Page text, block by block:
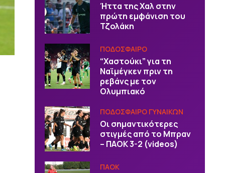
Ήττα της Χαλ στην
πρώτη εμφάνιση του
Τζολάκη
ΠΟΔΟΣΦΑΙΡΟ
“Χαστούκι” για τη
Ναϊμέγκεν πριν τη
ρεβάνς με τον
Ολυμπιακό
ΠΟΔΟΣΦΑΙΡΟ ΓΥΝΑΙΚΩΝ
Οι σημαντικότερες
στιγμές από το Μπραν
– ΠΑΟΚ 3-2 (videos)
ΠΑΟΚ